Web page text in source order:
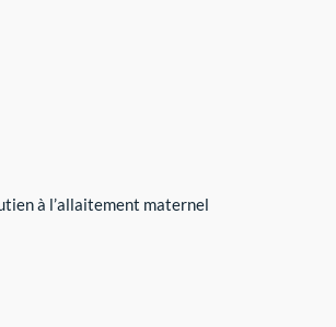
à l’allaitement maternel